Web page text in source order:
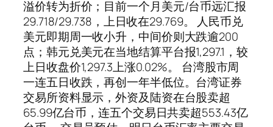
溢价转为折价；目前一个月美元/台币远汇报
29.718/29.738，上日收在29.769。 人民币兑
美元即期周一收小升，中间价则大跌逾200
点；韩元兑美元在当地结算平台报1,297.1，较
上日收盘价1,297.3上涨0.02%。 台湾股市周
一连五日收跌，再创一年半低位。台湾证券
交易所资料显示，外资及陆资在台股卖超
65.99亿台币，连五个交易日共卖超553.43亿